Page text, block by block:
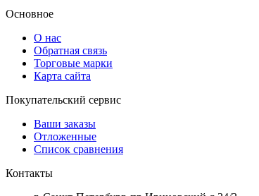
Основное
О нас
Обратная связь
Торговые марки
Карта сайта
Покупательский сервис
Ваши заказы
Отложенные
Список сравнения
Контакты